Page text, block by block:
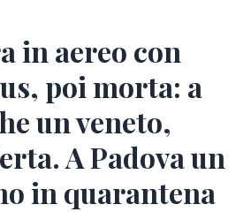
in aereo con
poi morta: a
un veneto,
A Padova un
in quarantena